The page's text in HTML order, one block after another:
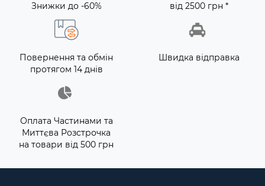
Знижки до -60%
від 2500 грн *
Повернення та обмін
протягом 14 днів
Швидка відправка
Оплата Частинами та
Миттєва Розстрочка
на товари від 500 грн